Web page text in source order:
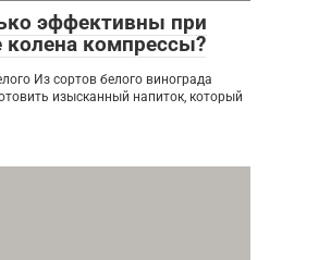
эффективны при
колена компрессы?
Из сортов белого винограда
изысканный напиток, который